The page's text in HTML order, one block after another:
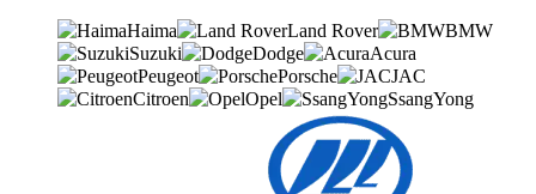
Haima Land Rover
BMW
Suzuki
Dodge
Acura
Peugeot
Porsche
JAC
Citroen
Opel SsangYong